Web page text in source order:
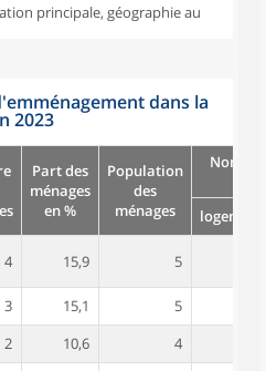
principale, géographie au
dans la
2023
Part des
ménages
en %
Population
des
ménages
logement
4 15,9 5
3 15,1 5
2 10,6 4